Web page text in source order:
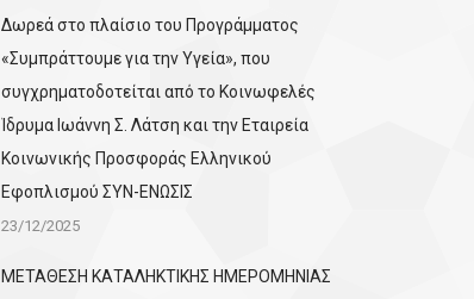
Δωρεά στο πλαίσιο του Προγράμματος
«Συμπράττουμε για την Υγεία», που
συγχρηματοδοτείται από το Κοινωφελές
Ίδρυμα Ιωάννη Σ. Λάτση και την Εταιρεία
Κοινωνικής Προσφοράς Ελληνικού
Εφοπλισμού ΣΥΝ-ΕΝΩΣΙΣ
23/12/2025
ΜΕΤΑΘΕΣΗ ΚΑΤΑΛΗΚΤΙΚΗΣ ΗΜΕΡΟΜΗΝΙΑΣ